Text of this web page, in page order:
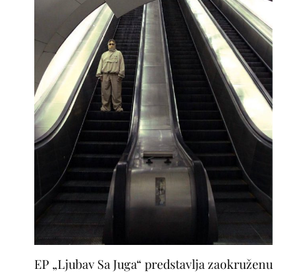
EP „Ljubav Sa Juga“ predstavlja zaokruženu